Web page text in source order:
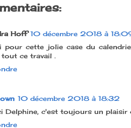
Hoff 10 décembre 2018 à
pour cette jolie case du
ce travail .
10 décembre 2018 à 18:32
Delphine, c'est toujours un plaisir